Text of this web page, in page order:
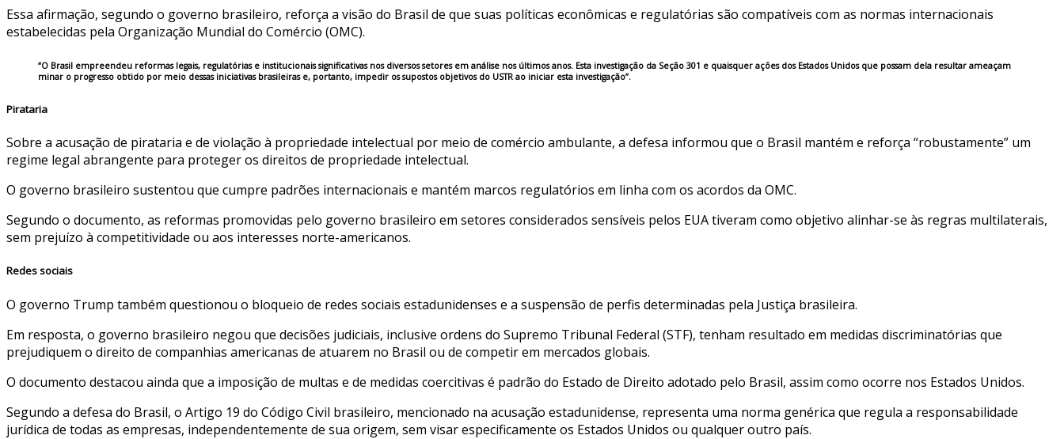
Essa afirmação, segundo o governo brasileiro, reforça a visão do Brasil de que suas políticas econômicas e regulatórias são compatíveis com as normas internacionais
estabelecidas pela Organização Mundial do Comércio (OMC).
“O Brasil empreendeu reformas legais, regulatórias e institucionais significativas nos diversos setores em análise nos últimos anos. Esta investigação da Seção 301 e quaisquer ações dos Estados Unidos que possam dela resultar ameaçam
minar o progresso obtido por meio dessas iniciativas brasileiras e, portanto, impedir os supostos objetivos do USTR ao iniciar esta investigação”.
Pirataria
Sobre a acusação de pirataria e de violação à propriedade intelectual por meio de comércio ambulante, a defesa informou que o Brasil mantém e reforça “robustamente” um
regime legal abrangente para proteger os direitos de propriedade intelectual.
O governo brasileiro sustentou que cumpre padrões internacionais e mantém marcos regulatórios em linha com os acordos da OMC.
Segundo o documento, as reformas promovidas pelo governo brasileiro em setores considerados sensíveis pelos EUA tiveram como objetivo alinhar-se às regras multilaterais,
sem prejuízo à competitividade ou aos interesses norte-americanos.
Redes sociais
O governo Trump também questionou o bloqueio de redes sociais estadunidenses e a suspensão de perfis determinadas pela Justiça brasileira.
Em resposta, o governo brasileiro negou que decisões judiciais, inclusive ordens do Supremo Tribunal Federal (STF), tenham resultado em medidas discriminatórias que
prejudiquem o direito de companhias americanas de atuarem no Brasil ou de competir em mercados globais.
O documento destacou ainda que a imposição de multas e de medidas coercitivas é padrão do Estado de Direito adotado pelo Brasil, assim como ocorre nos Estados Unidos.
Segundo a defesa do Brasil, o Artigo 19 do Código Civil brasileiro, mencionado na acusação estadunidense, representa uma norma genérica que regula a responsabilidade
jurídica de todas as empresas, independentemente de sua origem, sem visar especificamente os Estados Unidos ou qualquer outro país.